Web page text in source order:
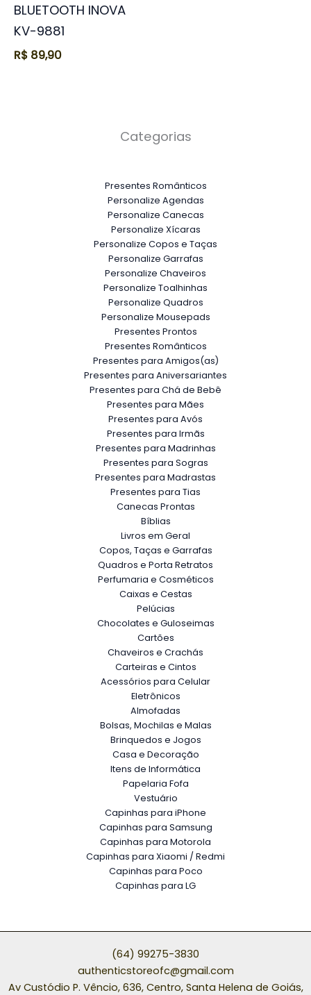
BLUETOOTH INOVA
KV-9881
R$ 89,90
Categorias
Presentes Românticos
Personalize Agendas
Personalize Canecas
Personalize Xícaras
Personalize Copos e Taças
Personalize Garrafas
Personalize Chaveiros
Personalize Toalhinhas
Personalize Quadros
Personalize Mousepads
Presentes Prontos
Presentes Românticos
Presentes para Amigos(as)
Presentes para Aniversariantes
Presentes para Chá de Bebê
Presentes para Mães
Presentes para Avós
Presentes para Irmãs
Presentes para Madrinhas
Presentes para Sogras
Presentes para Madrastas
Presentes para Tias
Canecas Prontas
Bíblias
Livros em Geral
Copos, Taças e Garrafas
Quadros e Porta Retratos
Perfumaria e Cosméticos
Caixas e Cestas
Pelúcias
Chocolates e Guloseimas
Cartões
Chaveiros e Crachás
Carteiras e Cintos
Acessórios para Celular
Eletrônicos
Almofadas
Bolsas, Mochilas e Malas
Brinquedos e Jogos
Casa e Decoração
Itens de Informática
Papelaria Fofa
Vestuário
Capinhas para iPhone
Capinhas para Samsung
Capinhas para Motorola
Capinhas para Xiaomi / Redmi
Capinhas para Poco
Capinhas para LG
(64) 99275-3830
authenticstoreofc@gmail.com
Av Custódio P. Vêncio, 636, Centro, Santa Helena de Goiás,